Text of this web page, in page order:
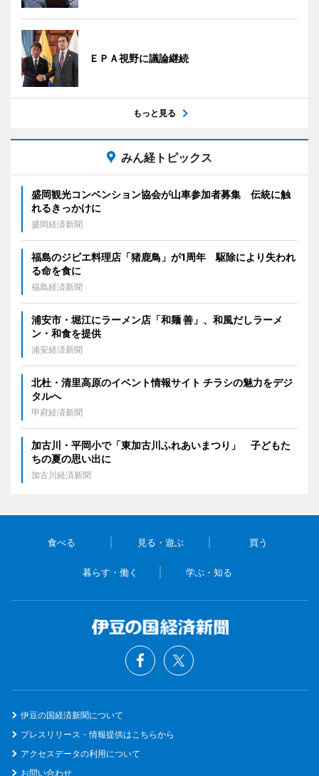
ＥＰＡ視野に議論継続
もっと見る
みん経トピックス
盛岡観光コンベンション協会が山車参加者募集 伝統に触
れるきっかけに
盛岡経済新聞
福島のジビエ料理店「猪鹿鳥」が1周年 駆除により失われ
る命を食に
福島経済新聞
浦安市・堀江にラーメン店「和麺 善」、和風だしラーメ
ン・和食を提供
浦安経済新聞
北杜・清里高原のイベント情報サイト チラシの魅力をデジ
タルへ
甲府経済新聞
加古川・平岡小で「東加古川ふれあいまつり」 子どもた
ちの夏の思い出に
加古川経済新聞
食べる 見る・遊ぶ 買う
暮らす・働く 学ぶ・知る
伊豆の国経済新聞について
プレスリリース・情報提供はこちらから
アクセスデータの利用について
お問い合わせ